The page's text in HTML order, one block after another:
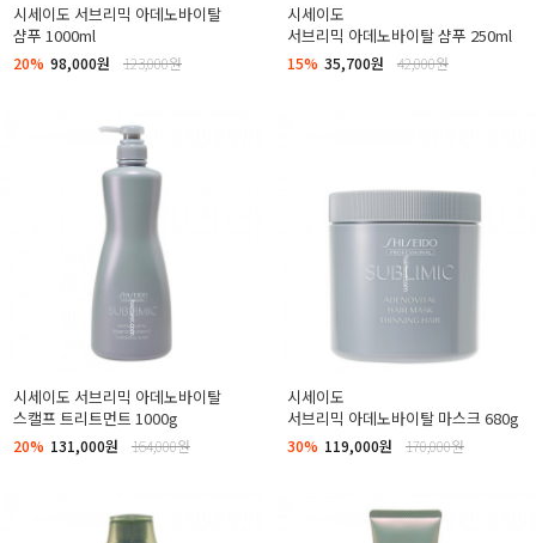
시세이도 서브리믹 아데노바이탈
샴푸 1000ml
20% 98,000원 123,000원
시세이도
서브리믹 아데노바이탈 샴푸 250ml
15% 35,700원 42,000원
시세이도 서브리믹 아데노바이탈
스캘프 트리트먼트 1000g
20% 131,000원 164,000원
시세이도
서브리믹 아데노바이탈 마스크 680g
30% 119,000원 170,000원